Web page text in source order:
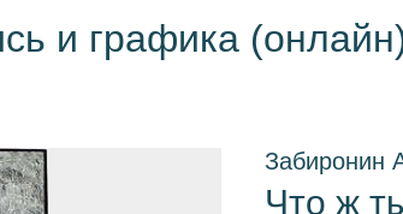
и графика
Забиронин
Что ж